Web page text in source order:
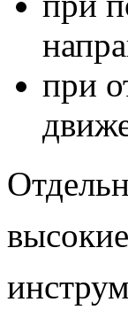
при